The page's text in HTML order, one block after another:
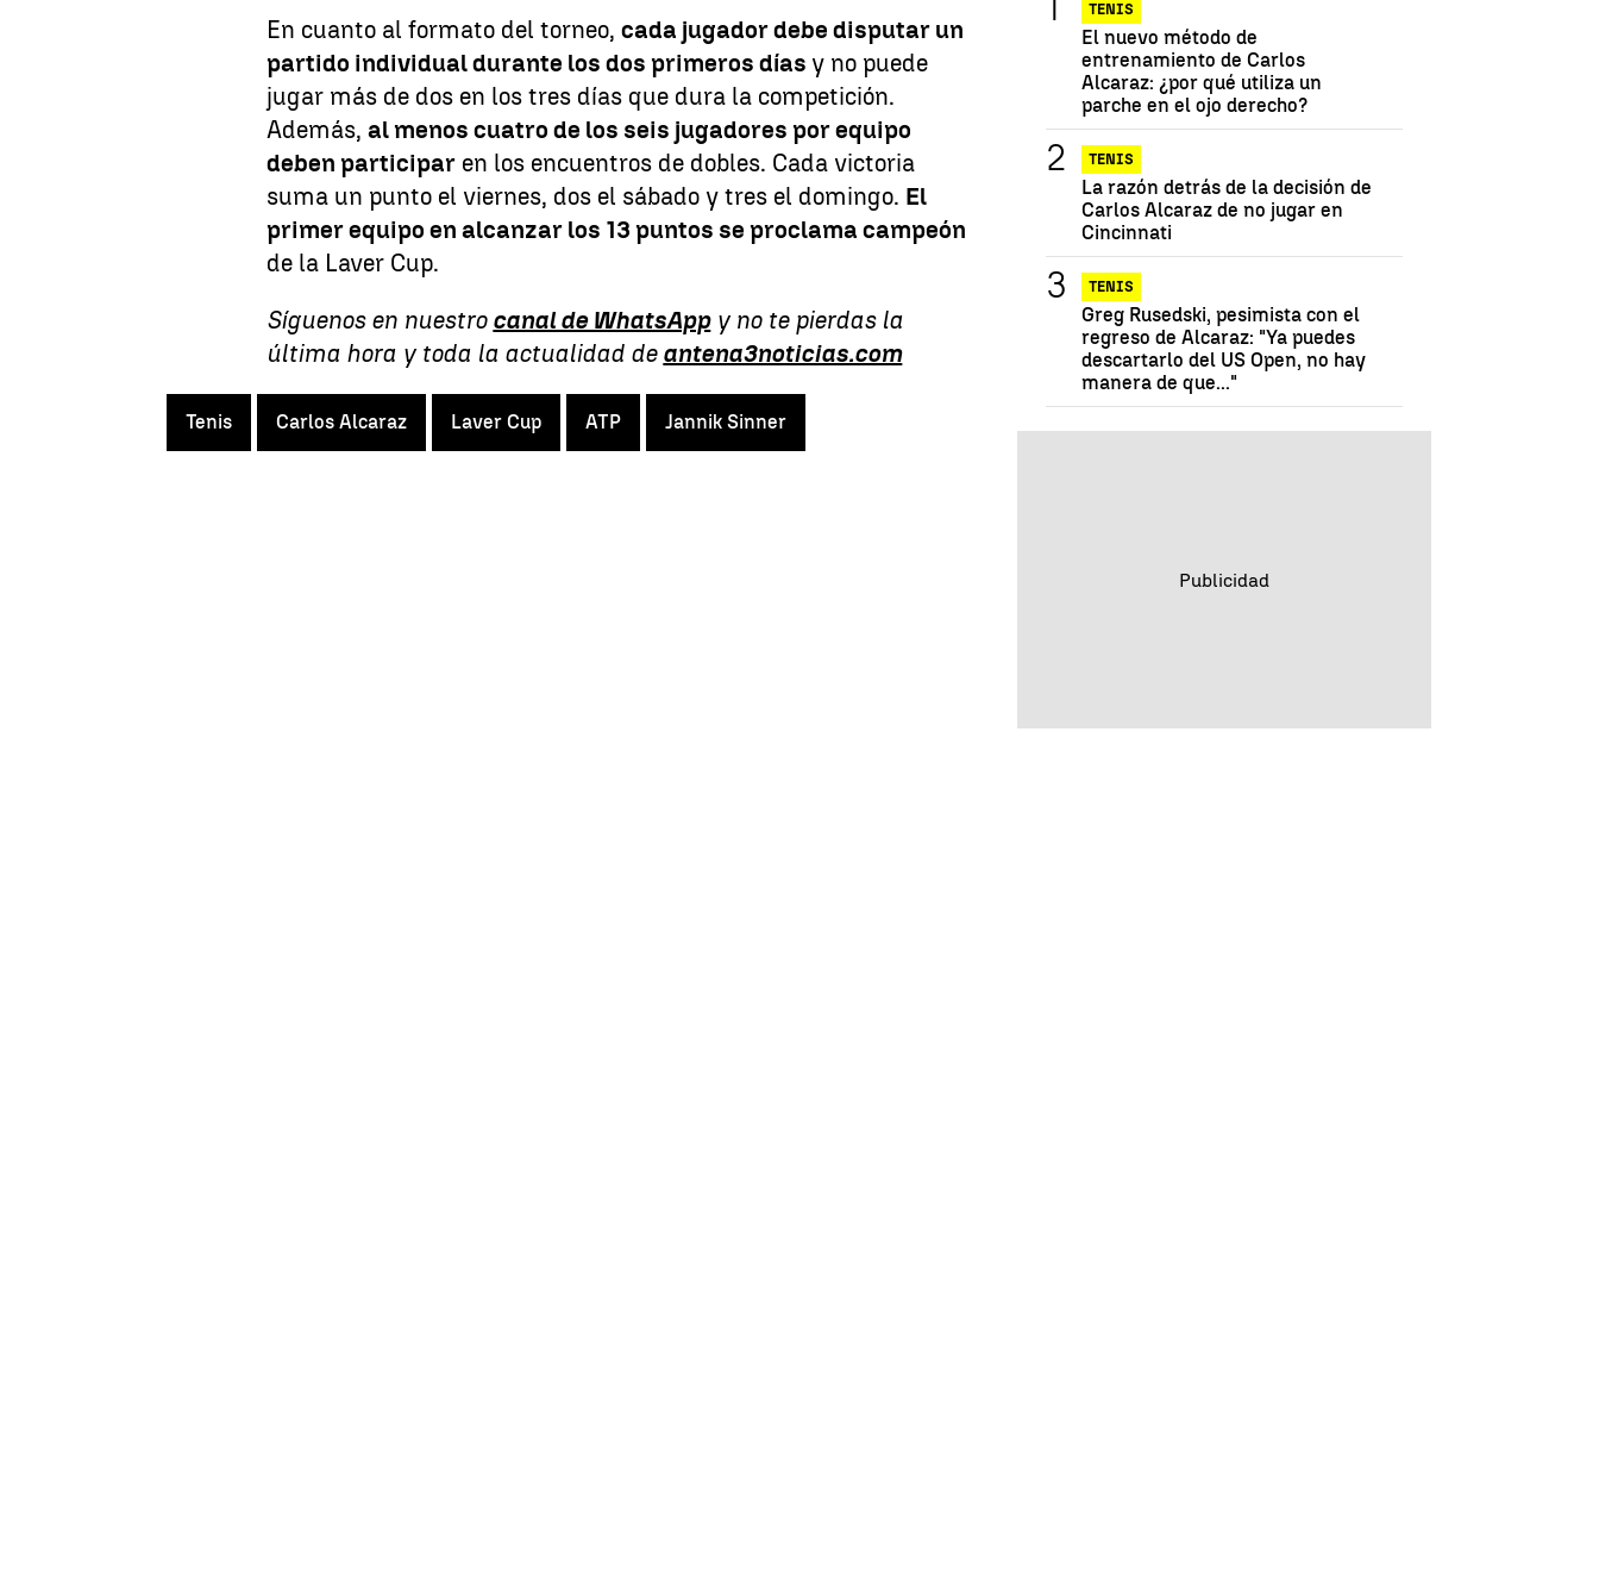
En cuanto al formato del torneo,cada jugador debe disputar un
partido individual durante los dos primeros días y no puede
jugar más de dos en los tres días que dura la competición.
Además,al menos cuatro de los seis jugadores por equipo
deben participar en los encuentros de dobles. Cada victoria
suma un punto el viernes, dos el sábado y tres el domingo. El
primer equipo en alcanzar los 13 puntos se proclama campeón
de la Laver Cup.
Síguenos en nuestro canal de WhatsAppy no te pierdas la
última hora y toda la actualidad de antena3noticias.com
Tenis Carlos Alcaraz Laver Cup ATP Jannik Sinner
TENIS
El nuevo método de
entrenamiento de Carlos
Alcaraz: ¿por qué utiliza un
parche en el ojo derecho?
TENIS
La razón detrás de la decisión de
Carlos Alcaraz de no jugar en
Cincinnati
TENIS
Greg Rusedski, pesimista con el
regreso de Alcaraz: "Ya puedes
descartarlo del US Open, no hay
manera de que..."